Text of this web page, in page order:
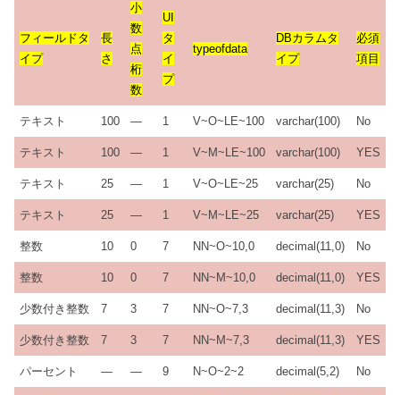
フィールドタ
イプ
長
さ
小
数
点
桁
数
UI
タ
イ
プ
typeofdata
DBカラムタ
イプ
必須
項目
テキスト 100 — 1 V~O~LE~100 varchar(100) No
テキスト 100 — 1 V~M~LE~100 varchar(100) YES
テキスト 25 — 1 V~O~LE~25 varchar(25) No
テキスト 25 — 1 V~M~LE~25 varchar(25) YES
整数 10 0 7 NN~O~10,0 decimal(11,0) No
整数 10 0 7 NN~M~10,0 decimal(11,0) YES
少数付き整数 7 3 7 NN~O~7,3 decimal(11,3) No
少数付き整数 7 3 7 NN~M~7,3 decimal(11,3) YES
パーセント — — 9 N~O~2~2 decimal(5,2) No